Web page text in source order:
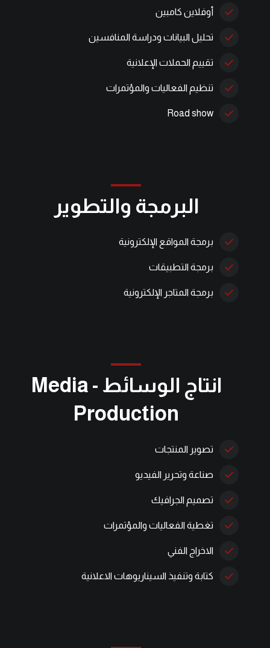
أوفلاين كامبين
تحليل البيانات ودراسة المنافسين
تقييم الحملات الإعلانية
تنظيم الفعاليات والمؤتمرات
Road show
البرمجة والتطوير
برمجة المواقع الإلكترونية
برمجة التطبيقات
برمجة المتاجر الإلكترونية
انتاج الوسائط - Media
Production
تصوير المنتجات
صناعة وتحرير الفيديو
تصميم الجرافيك
تغطية الفعاليات والمؤتمرات
الاخراج الفني
كتابة وتنفيذ السيناريوهات الاعلانية